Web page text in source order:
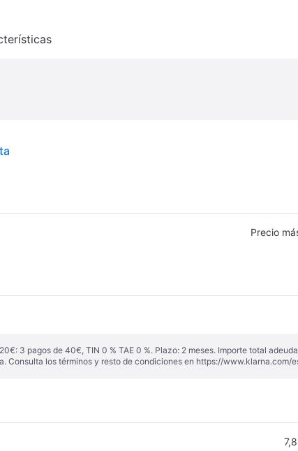
Precio
3 pagos de 40€, TIN 0 % TAE 0 %. Plazo: 2 meses. Importe total
Consulta los términos y resto de condiciones en https://www.klarna.com/